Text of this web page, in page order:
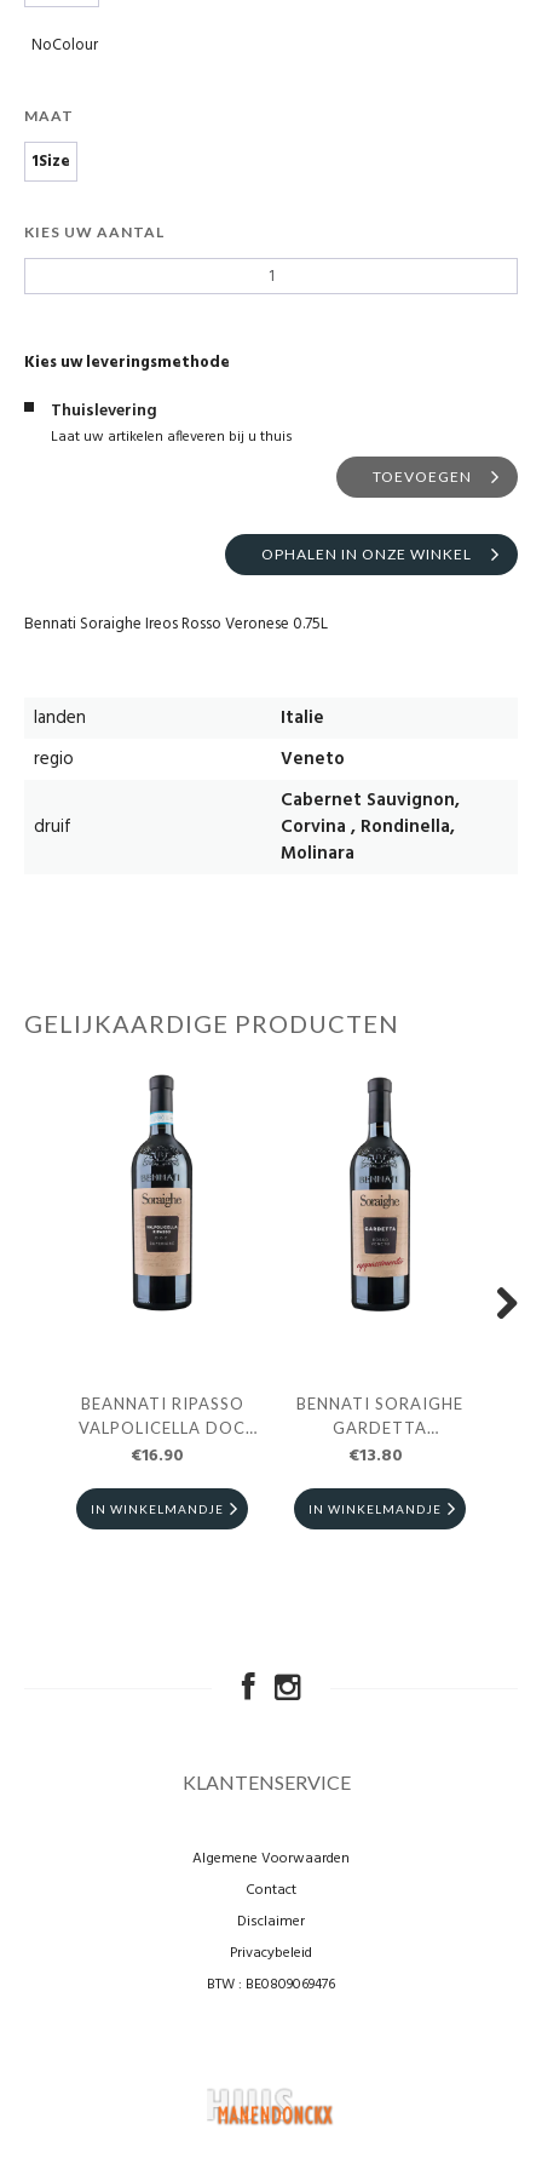
NoColour
MAAT
1Size
KIES UW AANTAL
Kies uw leveringsmethode
Thuislevering
Laat uw artikelen afleveren bij u thuis
TOEVOEGEN
OPHALEN IN ONZE WINKEL
Bennati Soraighe Ireos Rosso Veronese 0.75L
landen
Italie
regio
Veneto
druif
Cabernet Sauvignon,
Corvina , Rondinella,
Molinara
GELIJKAARDIGE PRODUCTEN
BEANNATI RIPASSO
VALPOLICELLA DOC
0.75L
€16.90
IN WINKELMANDJE
BENNATI SORAIGHE
GARDETTA
APPASIMENTO 0.75L
€13.80
IN WINKELMANDJE
KLANTENSERVICE
Algemene Voorwaarden
Contact
Disclaimer
Privacybeleid
BTW : BE0809069476